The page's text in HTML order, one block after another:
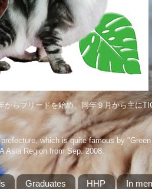
らブリードを始め、同年９月から主に
which is quite famous by
Asia Region from Sep. 2008.
Graduates HHP In